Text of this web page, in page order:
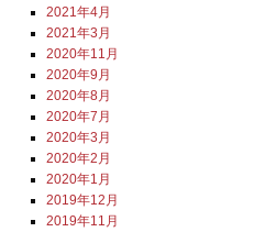
2021年4月
2021年3月
2020年11月
2020年9月
2020年8月
2020年7月
2020年3月
2020年2月
2020年1月
2019年12月
2019年11月